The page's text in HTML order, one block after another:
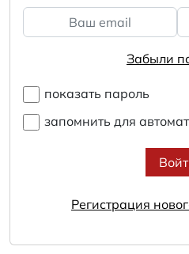
Забыли
показать пароль
запомнить для
Регистрация